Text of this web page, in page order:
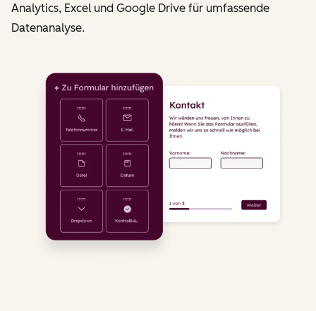
Analytics, Excel und Google Drive für umfassende
Datenanalyse.